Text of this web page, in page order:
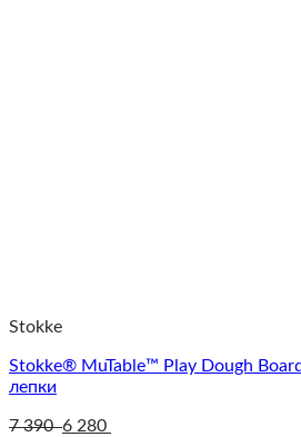
Stokke
Stokke® MuTable™ Play Dough
лепки
7 390 6 280